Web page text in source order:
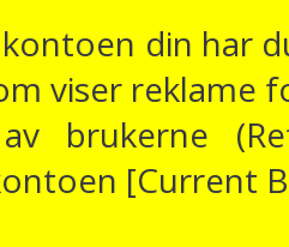
din har
viser reklame
brukerne
[Current